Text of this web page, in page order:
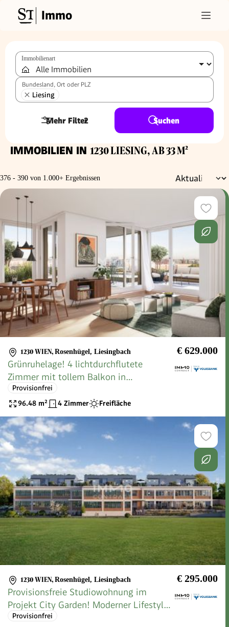
Immo
Immobilienart
Bundesland, Ort oder PLZ
Liesing
Mehr Filter
2 Suchen
IMMOBILIEN IN 1230 LIESING, AB 33 M²
376 - 390 von 1.000+ Ergebnissen
1230 WIEN, Rosenhügel, Liesingbach € 629.000
Grünruhelage! 4 lichtdurchflutete
Zimmer mit tollem Balkon in
nachhaltigem Neubau. Provisionsfrei
Provisionfrei
96.48 m² 4 Zimmer Freifläche
1230 WIEN, Rosenhügel, Liesingbach € 295.000
Provisionsfreie Studiowohnung im
Projekt City Garden! Moderner Lifestyle
in toller Lage
Provisionfrei